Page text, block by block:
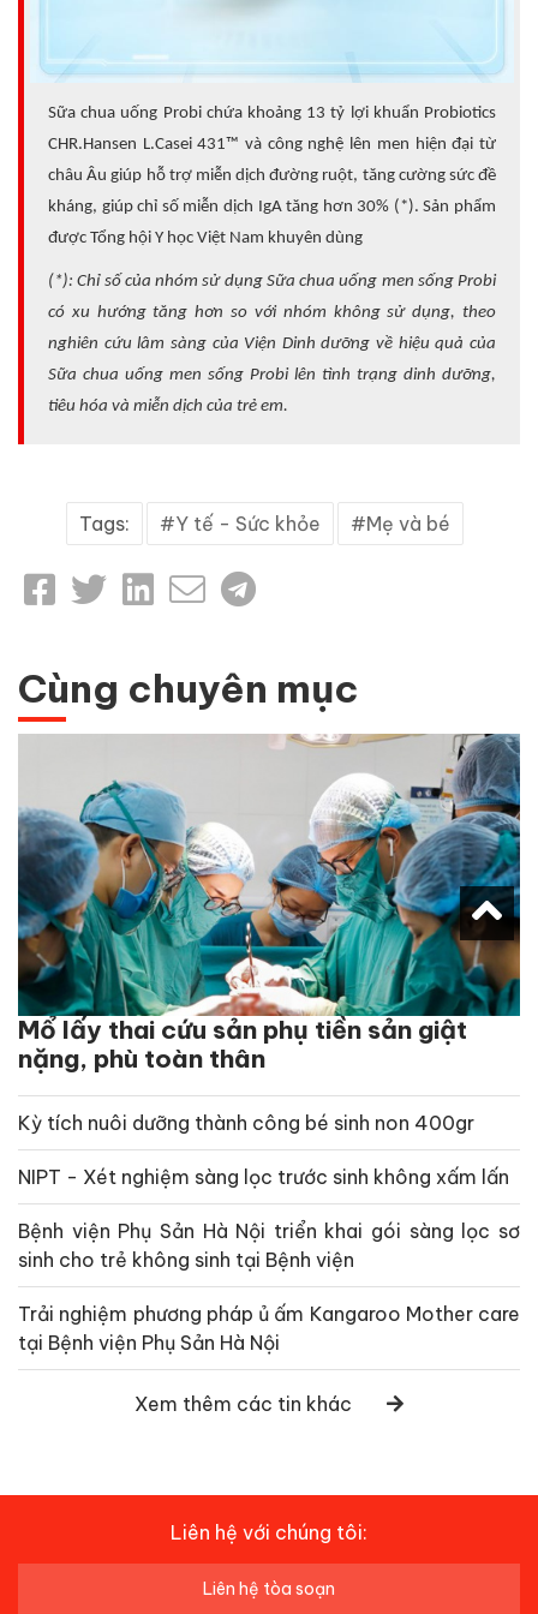
Sữa chua uống Probi chứa khoảng 13 tỷ lợi khuẩn Probiotics
CHR.Hansen L.Casei 431™ và công nghệ lên men hiện đại từ
châu Âu giúp hỗ trợ miễn dịch đường ruột, tăng cường sức đề
kháng, giúp chỉ số miễn dịch IgA tăng hơn 30% (*). Sản phẩm
được Tổng hội Y học Việt Nam khuyên dùng
(*): Chỉ số của nhóm sử dụng Sữa chua uống men sống Probi
có xu hướng tăng hơn so với nhóm không sử dụng, theo
nghiên cứu lâm sàng của Viện Dinh dưỡng về hiệu quả của
Sữa chua uống men sống Probi lên tình trạng dinh dưỡng,
tiêu hóa và miễn dịch của trẻ em.
Tags: Y tế - Sức khỏe Mẹ và bé
Cùng chuyên mục
Mổ lấy thai cứu sản phụ tiền sản giật
nặng, phù toàn thân
Kỳ tích nuôi dưỡng thành công bé sinh non 400gr
NIPT - Xét nghiệm sàng lọc trước sinh không xấm lấn
Bệnh viện Phụ Sản Hà Nội triển khai gói sàng lọc sơ
sinh cho trẻ không sinh tại Bệnh viện
Trải nghiệm phương pháp ủ ấm Kangaroo Mother care
tại Bệnh viện Phụ Sản Hà Nội
Xem thêm các tin khác
Liên hệ với chúng tôi:
Liên hệ tòa soạn